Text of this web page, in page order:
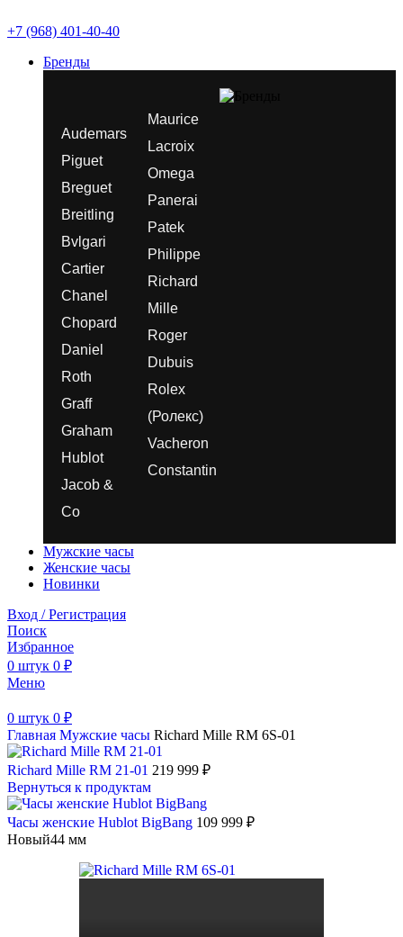
+7 (968) 401-40-40
Бренды
Audemars
Piguet
Breguet
Breitling
Bvlgari
Cartier
Chanel
Chopard
Daniel
Roth
Graff
Graham
Hublot
Jacob &
Co
Maurice
Lacroix
Omega
Panerai
Patek
Philippe
Richard
Mille
Roger
Dubuis
Rolex
(Ролекс)
Vacheron
Constantin
Мужские часы
Женские часы
Новинки
Вход / Регистрация
Поиск
Избранное
0 штук 0 ₽
Меню
0 штук 0 ₽
Главная Мужские часы Richard Mille RM 6S-01
Richard Mille RM 21-01 219 999 ₽
Вернуться к продуктам
Часы женские Hublot BigBang 109 999 ₽
Новый44 мм